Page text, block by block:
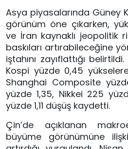
Asya piyasalarında Güney
görünüm öne çıkarken,
ve İran kaynaklı jeopolitik
baskıları artırabileceğine
iştahını zayıflattığı
Kospi yüzde 0,45
Shanghai Composite
yüzde 1,35, Nikkei 225
yüzde 1,11 düşüş kaydetti.
Çin’de açıklanan
büyüme görünümüne